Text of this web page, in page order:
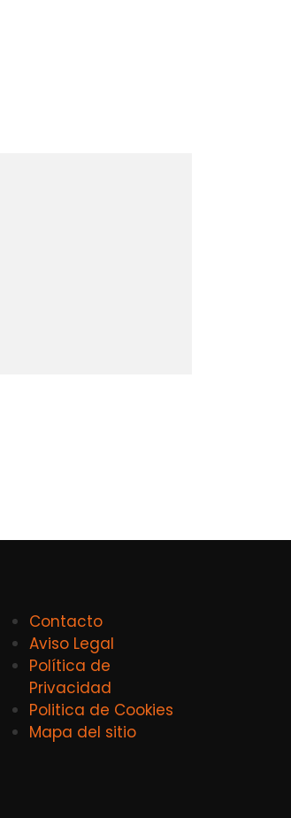
Contacto
Aviso Legal
Política de
Privacidad
Politica de Cookies
Mapa del sitio